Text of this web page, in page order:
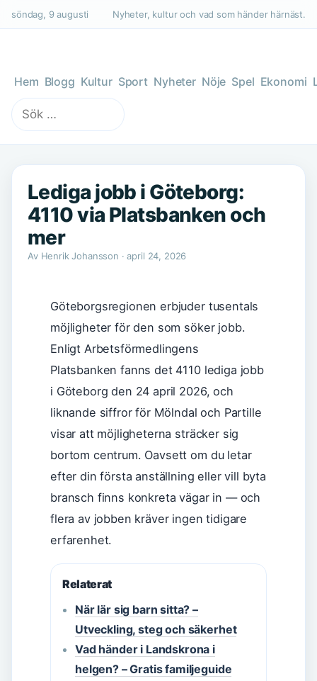
söndag, 9 augusti Nyheter, kultur och vad som händer härnäst.
Hem Blogg Kultur Sport Nyheter Nöje Spel Ekonomi
Sök
efter:
Lediga jobb i Göteborg:
4110 via Platsbanken och
mer
Av Henrik Johansson · april 24, 2026
Göteborgsregionen erbjuder tusentals
möjligheter för den som söker jobb.
Enligt Arbetsförmedlingens
Platsbanken fanns det 4110 lediga jobb
i Göteborg den 24 april 2026, och
liknande siffror för Mölndal och Partille
visar att möjligheterna sträcker sig
bortom centrum. Oavsett om du letar
efter din första anställning eller vill byta
bransch finns konkreta vägar in — och
flera av jobben kräver ingen tidigare
erfarenhet.
Relaterat
När lär sig barn sitta? –
Utveckling, steg och säkerhet
Vad händer i Landskrona i
helgen? – Gratis familjeguide